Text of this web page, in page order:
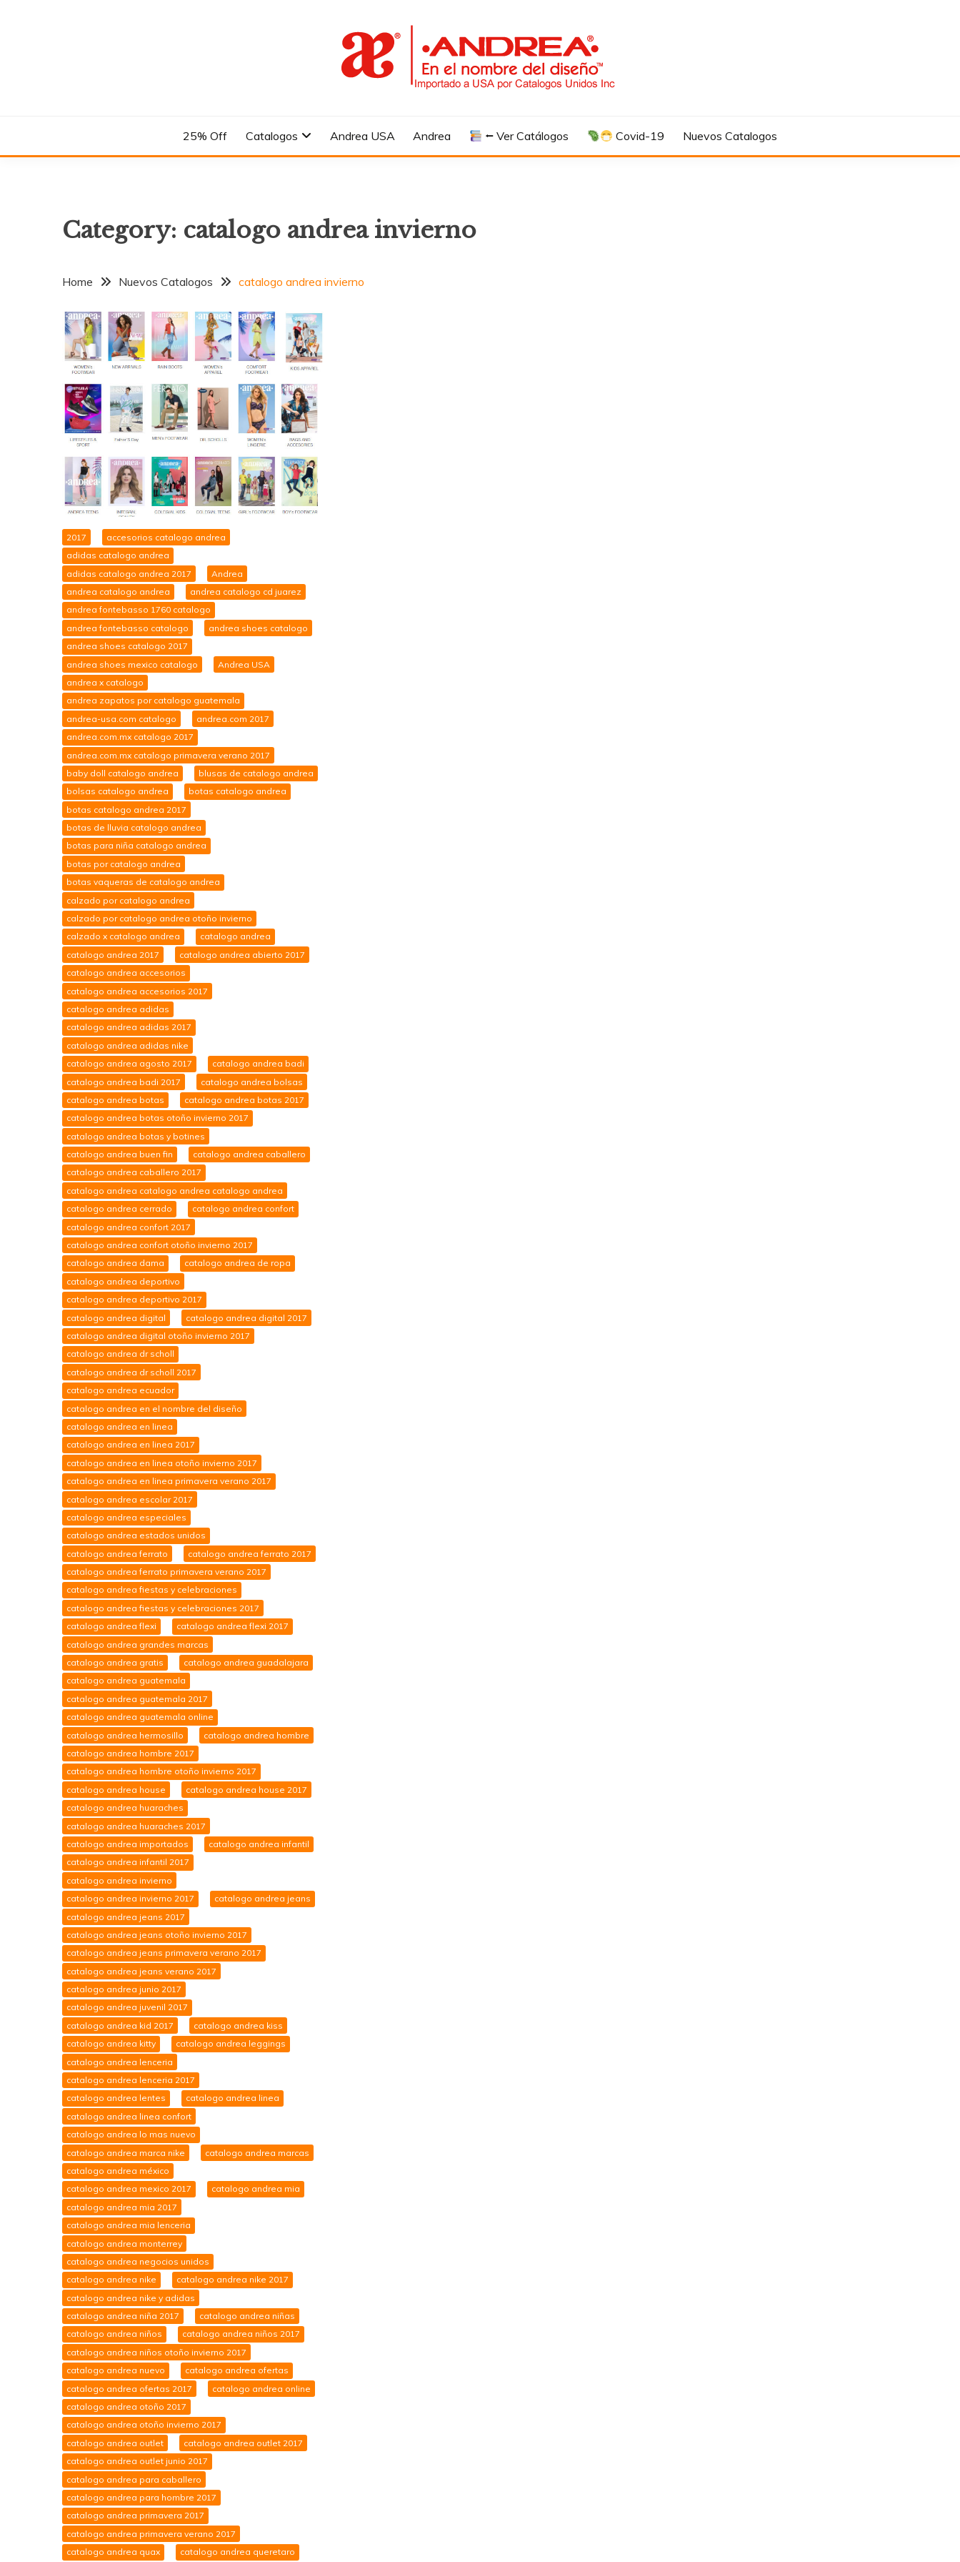
25% Off Catalogos Andrea USA Andrea ⭠ Ver Catálogos Covid-19 Nuevos Catalogos
Category: catalogo andrea invierno
Home Nuevos Catalogos catalogo andrea invierno
2017
accesorios catalogo andrea
adidas catalogo andrea
adidas catalogo andrea 2017
Andrea
andrea catalogo andrea
andrea catalogo cd juarez
andrea fontebasso 1760 catalogo
andrea fontebasso catalogo
andrea shoes catalogo
andrea shoes catalogo 2017
andrea shoes mexico catalogo
Andrea USA
andrea x catalogo
andrea zapatos por catalogo guatemala
andrea-usa.com catalogo
andrea.com 2017
andrea.com.mx catalogo 2017
andrea.com.mx catalogo primavera verano 2017
baby doll catalogo andrea
blusas de catalogo andrea
bolsas catalogo andrea
botas catalogo andrea
botas catalogo andrea 2017
botas de lluvia catalogo andrea
botas para niña catalogo andrea
botas por catalogo andrea
botas vaqueras de catalogo andrea
calzado por catalogo andrea
calzado por catalogo andrea otoño invierno
calzado x catalogo andrea
catalogo andrea
catalogo andrea 2017
catalogo andrea abierto 2017
catalogo andrea accesorios
catalogo andrea accesorios 2017
catalogo andrea adidas
catalogo andrea adidas 2017
catalogo andrea adidas nike
catalogo andrea agosto 2017
catalogo andrea badi
catalogo andrea badi 2017
catalogo andrea bolsas
catalogo andrea botas
catalogo andrea botas 2017
catalogo andrea botas otoño invierno 2017
catalogo andrea botas y botines
catalogo andrea buen fin
catalogo andrea caballero
catalogo andrea caballero 2017
catalogo andrea catalogo andrea catalogo andrea
catalogo andrea cerrado
catalogo andrea confort
catalogo andrea confort 2017
catalogo andrea confort otoño invierno 2017
catalogo andrea dama
catalogo andrea de ropa
catalogo andrea deportivo
catalogo andrea deportivo 2017
catalogo andrea digital
catalogo andrea digital 2017
catalogo andrea digital otoño invierno 2017
catalogo andrea dr scholl
catalogo andrea dr scholl 2017
catalogo andrea ecuador
catalogo andrea en el nombre del diseño
catalogo andrea en linea
catalogo andrea en linea 2017
catalogo andrea en linea otoño invierno 2017
catalogo andrea en linea primavera verano 2017
catalogo andrea escolar 2017
catalogo andrea especiales
catalogo andrea estados unidos
catalogo andrea ferrato
catalogo andrea ferrato 2017
catalogo andrea ferrato primavera verano 2017
catalogo andrea fiestas y celebraciones
catalogo andrea fiestas y celebraciones 2017
catalogo andrea flexi
catalogo andrea flexi 2017
catalogo andrea grandes marcas
catalogo andrea gratis
catalogo andrea guadalajara
catalogo andrea guatemala
catalogo andrea guatemala 2017
catalogo andrea guatemala online
catalogo andrea hermosillo
catalogo andrea hombre
catalogo andrea hombre 2017
catalogo andrea hombre otoño invierno 2017
catalogo andrea house
catalogo andrea house 2017
catalogo andrea huaraches
catalogo andrea huaraches 2017
catalogo andrea importados
catalogo andrea infantil
catalogo andrea infantil 2017
catalogo andrea invierno
catalogo andrea invierno 2017
catalogo andrea jeans
catalogo andrea jeans 2017
catalogo andrea jeans otoño invierno 2017
catalogo andrea jeans primavera verano 2017
catalogo andrea jeans verano 2017
catalogo andrea junio 2017
catalogo andrea juvenil 2017
catalogo andrea kid 2017
catalogo andrea kiss
catalogo andrea kitty
catalogo andrea leggings
catalogo andrea lenceria
catalogo andrea lenceria 2017
catalogo andrea lentes
catalogo andrea linea
catalogo andrea linea confort
catalogo andrea lo mas nuevo
catalogo andrea marca nike
catalogo andrea marcas
catalogo andrea méxico
catalogo andrea mexico 2017
catalogo andrea mia
catalogo andrea mia 2017
catalogo andrea mia lenceria
catalogo andrea monterrey
catalogo andrea negocios unidos
catalogo andrea nike
catalogo andrea nike 2017
catalogo andrea nike y adidas
catalogo andrea niña 2017
catalogo andrea niñas
catalogo andrea niños
catalogo andrea niños 2017
catalogo andrea niños otoño invierno 2017
catalogo andrea nuevo
catalogo andrea ofertas
catalogo andrea ofertas 2017
catalogo andrea online
catalogo andrea otoño 2017
catalogo andrea otoño invierno 2017
catalogo andrea outlet
catalogo andrea outlet 2017
catalogo andrea outlet junio 2017
catalogo andrea para caballero
catalogo andrea para hombre 2017
catalogo andrea primavera 2017
catalogo andrea primavera verano 2017
catalogo andrea quax
catalogo andrea queretaro